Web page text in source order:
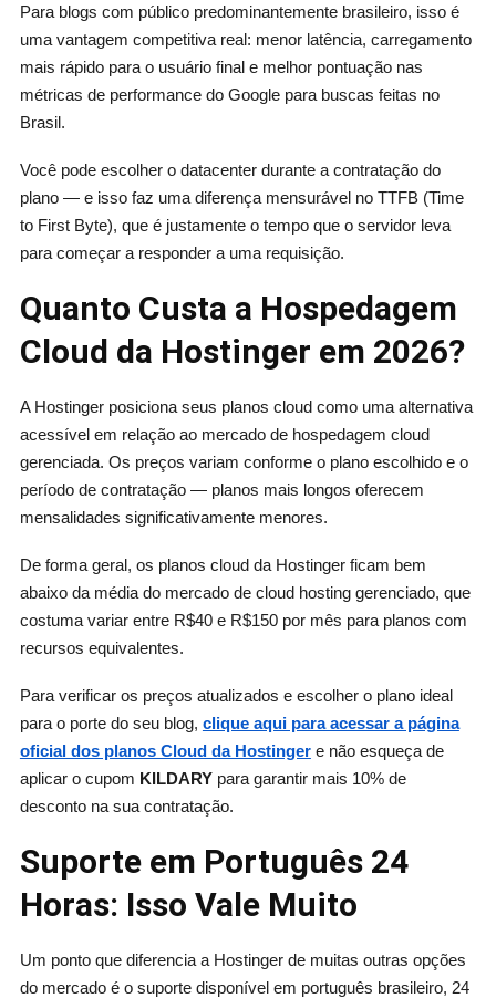
Para blogs com público predominantemente brasileiro, isso é
uma vantagem competitiva real: menor latência, carregamento
mais rápido para o usuário final e melhor pontuação nas
métricas de performance do Google para buscas feitas no
Brasil.
Você pode escolher o datacenter durante a contratação do
plano — e isso faz uma diferença mensurável no TTFB (Time
to First Byte), que é justamente o tempo que o servidor leva
para começar a responder a uma requisição.
Quanto Custa a Hospedagem
Cloud da Hostinger em 2026?
A Hostinger posiciona seus planos cloud como uma alternativa
acessível em relação ao mercado de hospedagem cloud
gerenciada. Os preços variam conforme o plano escolhido e o
período de contratação — planos mais longos oferecem
mensalidades significativamente menores.
De forma geral, os planos cloud da Hostinger ficam bem
abaixo da média do mercado de cloud hosting gerenciado, que
costuma variar entre R$40 e R$150 por mês para planos com
recursos equivalentes.
Para verificar os preços atualizados e escolher o plano ideal
para o porte do seu blog, clique aqui para acessar a página
oficial dos planos Cloud da Hostingere não esqueça de
aplicar o cupom KILDARYpara garantir mais 10% de
desconto na sua contratação.
Suporte em Português 24
Horas: Isso Vale Muito
Um ponto que diferencia a Hostinger de muitas outras opções
do mercado é o suporte disponível em português brasileiro, 24